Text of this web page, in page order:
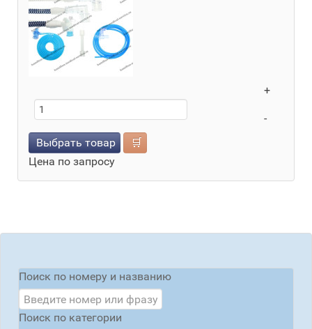
+
-
Выбрать товар
🛒
Цена по запросу
Поиск по номеру и названию
Поиск по категории